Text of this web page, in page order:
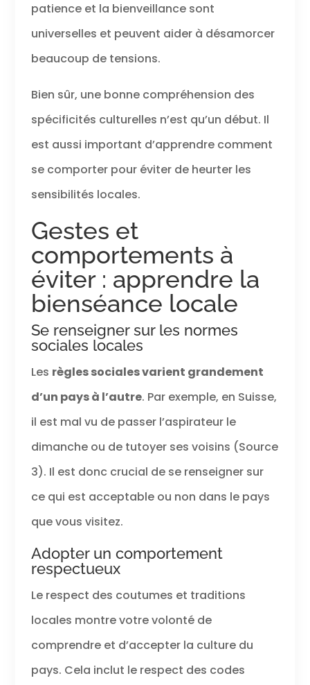
patience et la bienveillance sont
universelles et peuvent aider à désamorcer
beaucoup de tensions.
Bien sûr, une bonne compréhension des
spécificités culturelles n’est qu’un début. Il
est aussi important d’apprendre comment
se comporter pour éviter de heurter les
sensibilités locales.
Gestes et
comportements à
éviter : apprendre la
bienséance locale
Se renseigner sur les normes
sociales locales
Les règles sociales varient grandement
d’un pays à l’autre. Par exemple, en Suisse,
il est mal vu de passer l’aspirateur le
dimanche ou de tutoyer ses voisins (Source
3). Il est donc crucial de se renseigner sur
ce qui est acceptable ou non dans le pays
que vous visitez.
Adopter un comportement
respectueux
Le respect des coutumes et traditions
locales montre votre volonté de
comprendre et d’accepter la culture du
pays. Cela inclut le respect des codes